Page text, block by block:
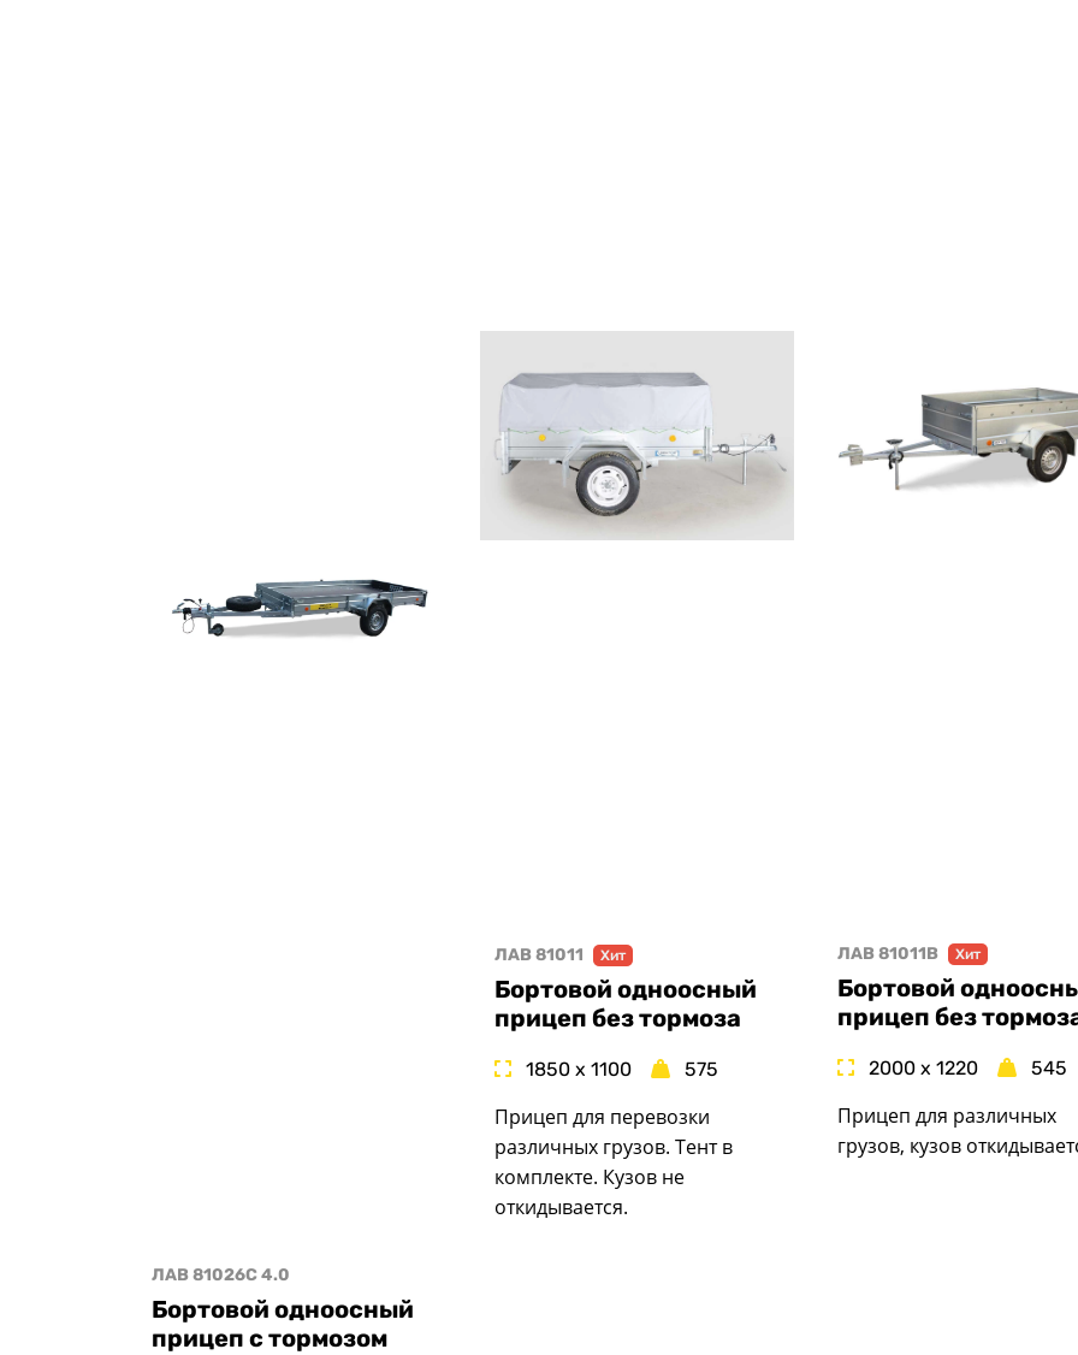
ЛАВ 81026C 4.0
Бортовой одноосный
прицеп с тормозом
ЛАВ 81011 Хит
Бортовой одноосный
прицеп без тормоза
1850 x 1100 575
Прицеп для перевозки
различных грузов. Тент в
комплекте. Кузов не
откидывается.
ЛАВ 81011B Хит
Бортовой
прицеп без
2000 x 1220 545
Прицеп для различных
грузов, кузов